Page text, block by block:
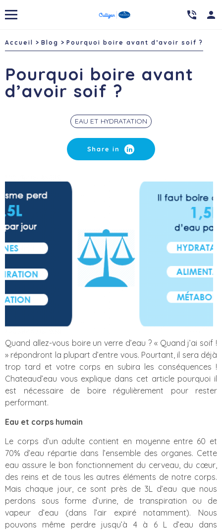
 person
Accueil Blog Pourquoi boire avant d’avoir soif ?
Pourquoi boire avant
d’avoir soif ?
EAU ET HYDRATATION
Quand allez-vous boire un verre d’eau ? « Quand j’ai soif !
» répondront la plupart d’entre vous. Pourtant, il sera déjà
trop tard et votre corps en subira les conséquences !
Chateaud’eau vous explique dans cet article pourquoi il
est nécessaire de boire régulièrement pour rester
performant.
Eau et corps humain
Le corps d’un adulte contient en moyenne entre 60 et
70% d’eau répartie dans l’ensemble des organes. Cette
eau assure le bon fonctionnement du cerveau, du cœur,
des reins et de tous les autres éléments de notre corps.
Mais chaque jour, ce sont près de 3L d’eau que nous
perdons sous forme d’urine, de transpiration ou de
vapeur d’eau (dans l’air expiré notamment). Nous
pouvons même perdre jusqu’à 4 à 6 L d’eau dans